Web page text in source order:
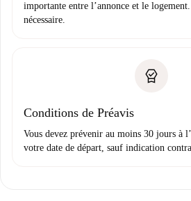
importante entre l’annonce et le
nécessaire.
Conditions de Préavis
Vous devez prévenir au moins 30 jours à
votre date de départ, sauf indication